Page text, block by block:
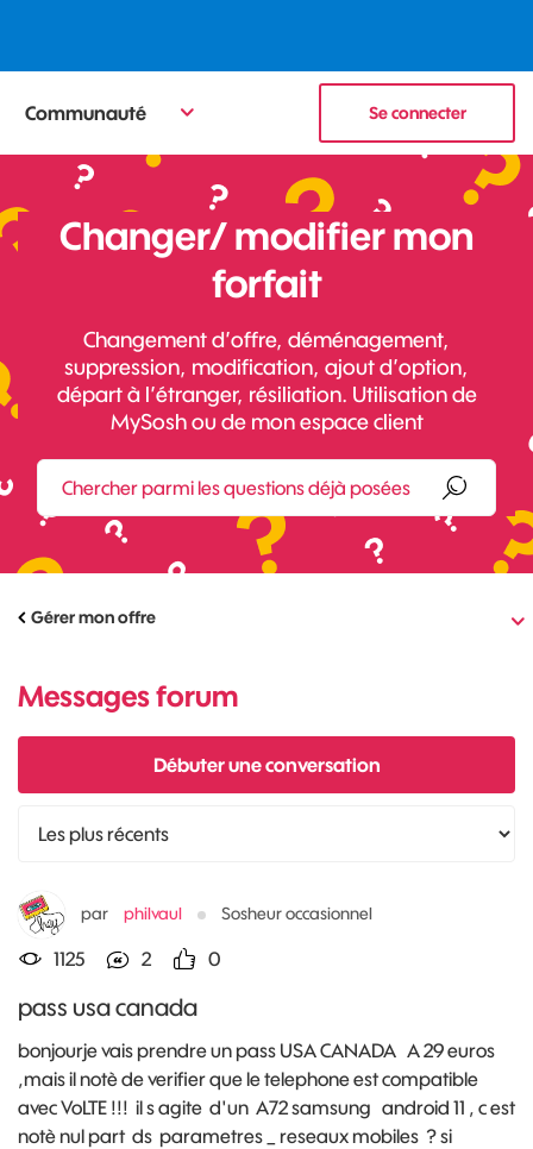
Communauté Se connecter
Changer/ modifier mon
forfait
Changement d’offre, déménagement,
suppression, modification, ajout d’option,
départ à l’étranger, résiliation. Utilisation de
MySosh ou de mon espace client
Gérer mon offre
Messages forum
Débuter une conversation
pass usa canada
bonjourje vais prendre un pass USA CANADA A 29 euros
,mais il notè de verifier que le telephone est compatible
avec VoLTE !!! il s agite d'un A72 samsung android 11 , c est
notè nul part ds parametres _ reseaux mobiles ? si
par philvaul Sosheur occasionnel
1125 2 0